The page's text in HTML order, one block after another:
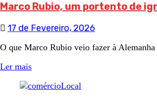
Marco Rubio, um portento de
17 de Fevereiro, 2026
O que Marco Rubio veio fazer à
Ler mais